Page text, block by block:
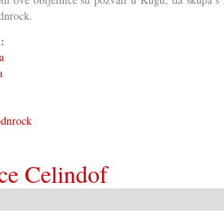
jubilej
Celindof